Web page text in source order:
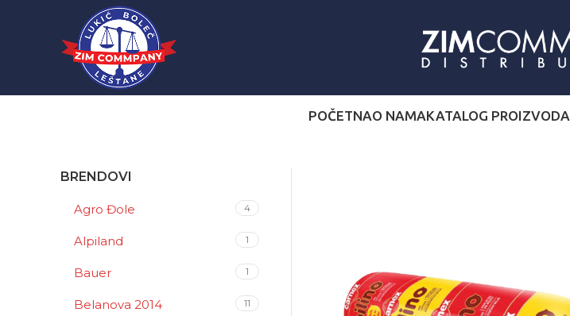
POČETNAO NAMAKATALOG PROIZVODA
BRENDOVI
Agro Đole 4
Alpiland 1
Bauer 1
Belanova 2014 11